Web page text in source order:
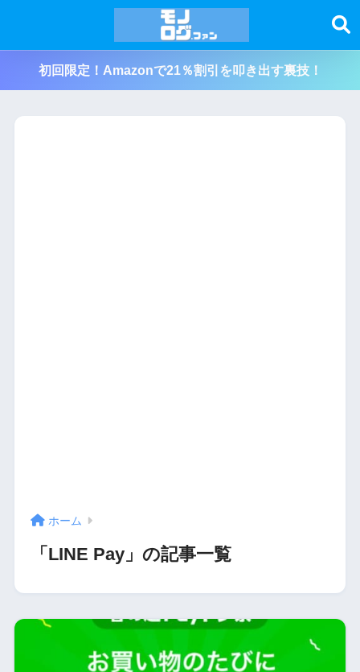
初回限定！Amazonで21％割引を叩き出す裏技！
ホーム
「LINE Pay」の記事一覧